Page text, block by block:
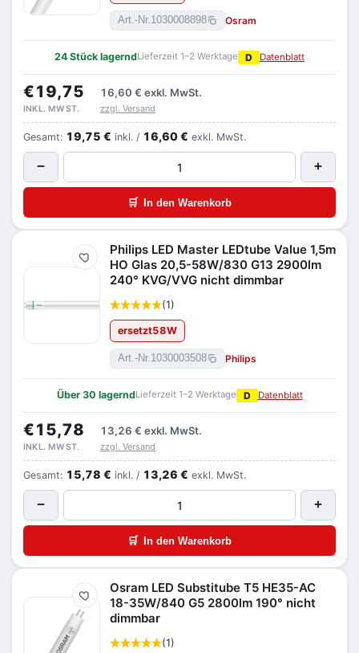
Art.-Nr.1030008898 Osram
24 Stück lagerndLieferzeit 1–2 Werktage D Datenblatt
€19,75 16,60 € exkl. MwSt.
INKL. MWST. zzgl. Versand
Gesamt: 19,75 € inkl. / 16,60 € exkl. MwSt.
− +
🛒 In den Warenkorb
Merken
Philips LED Master LEDtube Value 1,5m
HO Glas 20,5-58W/830 G13 2900lm
240° KVG/VVG nicht dimmbar
(1)
ersetzt58W
Art.-Nr.1030003508 Philips
Über 30 lagerndLieferzeit 1–2 Werktage D Datenblatt
€15,78 13,26 € exkl. MwSt.
INKL. MWST. zzgl. Versand
Gesamt: 15,78 € inkl. / 13,26 € exkl. MwSt.
− +
🛒 In den Warenkorb
Merken
Osram LED Substitube T5 HE35-AC
18-35W/840 G5 2800lm 190° nicht
dimmbar
(1)